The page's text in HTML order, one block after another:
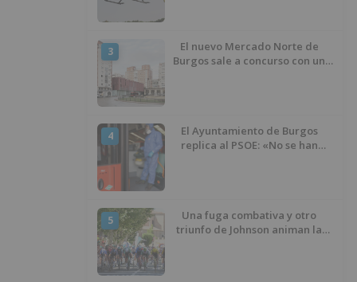
3
El nuevo Mercado Norte de
Burgos sale a concurso con un
4
El Ayuntamiento de Burgos
replica al PSOE: «No se han
5
Una fuga combativa y otro
triunfo de Johnson animan la